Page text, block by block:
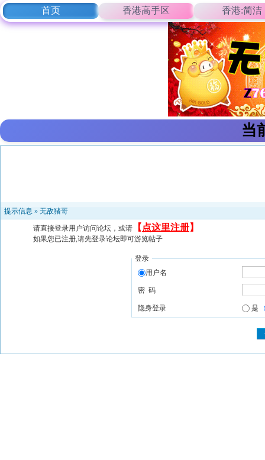
首页 香港高手区 香港:简洁
当
提示信息 » 无敌猪哥
请直接登录用户访问论坛，或请 【 点这里注册】
如果您已注册,请先登录论坛即可游览帖子
登录
用户名
密 码
隐身登录 是